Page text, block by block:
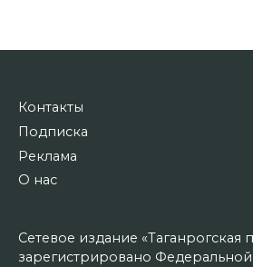
Контакты
Подписка
Реклама
О нас
Сетевое издание «Таганрогская
зарегистрировано